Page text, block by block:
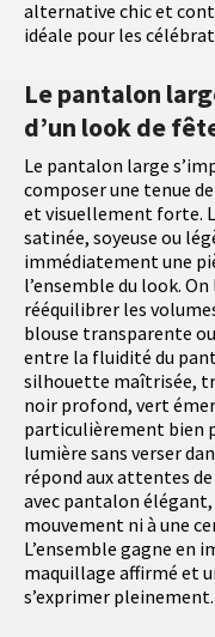
alternative chic et
idéale pour les
Le pantalon
d’un look de
Le pantalon large
composer une tenue
et visuellement forte.
satinée, soyeuse ou
immédiatement une
l’ensemble du look.
rééquilibrer les
blouse transparente
entre la fluidité du
silhouette maîtrisée,
noir profond, vert
particulièrement bien
lumière sans verser
répond aux attentes
avec pantalon
mouvement ni à une
L’ensemble gagne en
maquillage affirmé et
s’exprimer pleinement.